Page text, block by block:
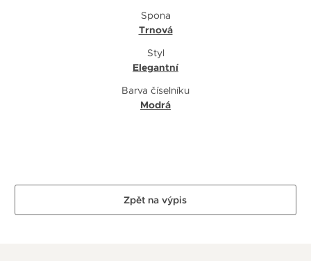
Spona
Trnová
Styl
Elegantní
Barva číselníku
Modrá
Zpět na výpis